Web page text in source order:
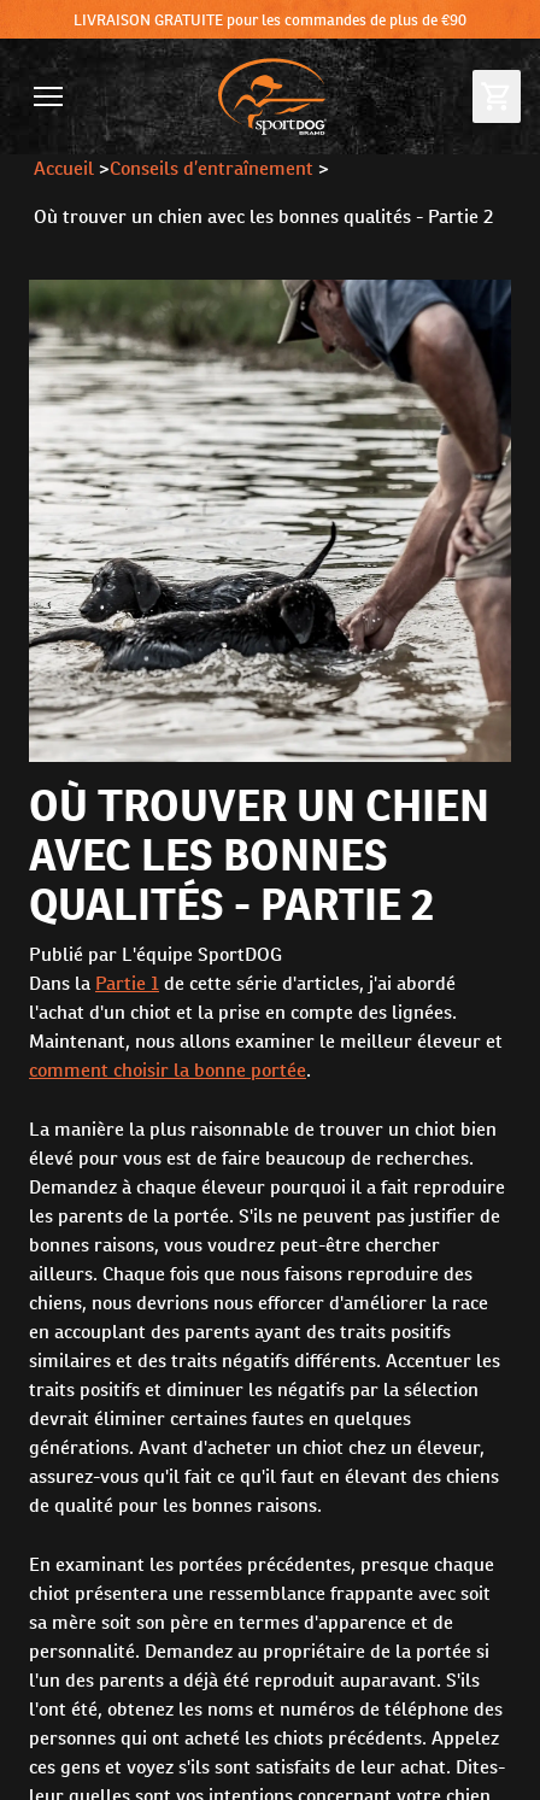
LIVRAISON GRATUITE pour les commandes de plus de €90
Accueil >Conseils d’entraînement >
Où trouver un chien avec les bonnes qualités - Partie 2
OÙ TROUVER UN CHIEN
AVEC LES BONNES
QUALITÉS - PARTIE 2
Publié par L'équipe SportDOG
Dans la Partie 1de cette série d'articles, j'ai abordé
l'achat d'un chiot et la prise en compte des lignées.
Maintenant, nous allons examiner le meilleur éleveur et
comment choisir la bonne portée.
La manière la plus raisonnable de trouver un chiot bien
élevé pour vous est de faire beaucoup de recherches.
Demandez à chaque éleveur pourquoi il a fait reproduire
les parents de la portée. S'ils ne peuvent pas justifier de
bonnes raisons, vous voudrez peut-être chercher
ailleurs. Chaque fois que nous faisons reproduire des
chiens, nous devrions nous efforcer d'améliorer la race
en accouplant des parents ayant des traits positifs
similaires et des traits négatifs différents. Accentuer les
traits positifs et diminuer les négatifs par la sélection
devrait éliminer certaines fautes en quelques
générations. Avant d'acheter un chiot chez un éleveur,
assurez-vous qu'il fait ce qu'il faut en élevant des chiens
de qualité pour les bonnes raisons.
En examinant les portées précédentes, presque chaque
chiot présentera une ressemblance frappante avec soit
sa mère soit son père en termes d'apparence et de
personnalité. Demandez au propriétaire de la portée si
l'un des parents a déjà été reproduit auparavant. S'ils
l'ont été, obtenez les noms et numéros de téléphone des
personnes qui ont acheté les chiots précédents. Appelez
ces gens et voyez s'ils sont satisfaits de leur achat. Dites-